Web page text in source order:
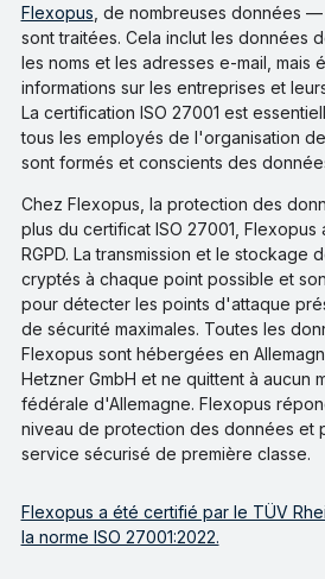
Flexopus , de nombreuses données
sont traitées. Cela inclut les données
les noms et les adresses e-mail, mais
informations sur les entreprises et
La certification ISO 27001 est
tous les employés de l'organisation
sont formés et conscients des
Chez Flexopus, la protection des
plus du certificat ISO 27001, Flexopus
RGPD. La transmission et le stockage
cryptés à chaque point possible et
pour détecter les points d'attaque
de sécurité maximales. Toutes les
Flexopus sont hébergées en
Hetzner GmbH et ne quittent à aucun
fédérale d'Allemagne. Flexopus
niveau de protection des données et
service sécurisé de première classe.
Flexopus a été certifié par le TÜV
la norme ISO 27001:2022.